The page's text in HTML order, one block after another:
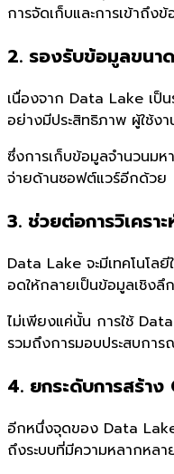
การจัดเก็บและการเข้าถึง
2. รองรับข้อมูลขนา
เนื่องจาก Data Lake เป็
อย่างมีประสิทธิภาพ ผู้ใช้ง
ซึ่งการเก็บข้อมูลจำนวนม
จ่ายด้านซอฟต์แวร์อีกด้วย
3. ช่วยต่อการวิเครา
Data Lake จะมีเทคโนโล
อดให้กลายเป็นข้อมูลเชิง
ไม่เพียงแค่นั้น การใช้
รวมถึงการมอบประสบกา
4. ยกระดับการสร้า
อีกหนึ่งจุดของ Data
ถึงระบบที่มีความหลากหลา